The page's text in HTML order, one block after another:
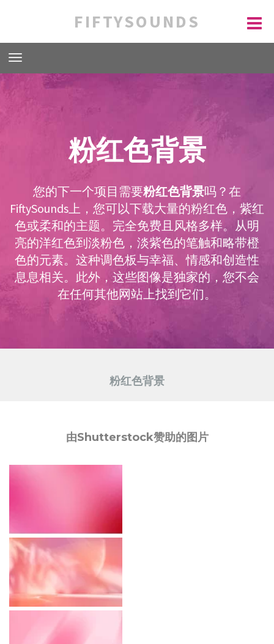
FIFTYSOUNDS
粉红色背景
您的下一个项目需要粉红色背景吗？在
FiftySounds上，您可以下载大量的粉红色，紫红
色或柔和的主题。完全免费且风格多样。从明
亮的洋红色到淡粉色，淡紫色的笔触和略带橙
色的元素。这种调色板与幸福、情感和创造性
息息相关。此外，这些图像是独家的，您不会
在任何其他网站上找到它们。
粉红色背景
由Shutterstock赞助的图片